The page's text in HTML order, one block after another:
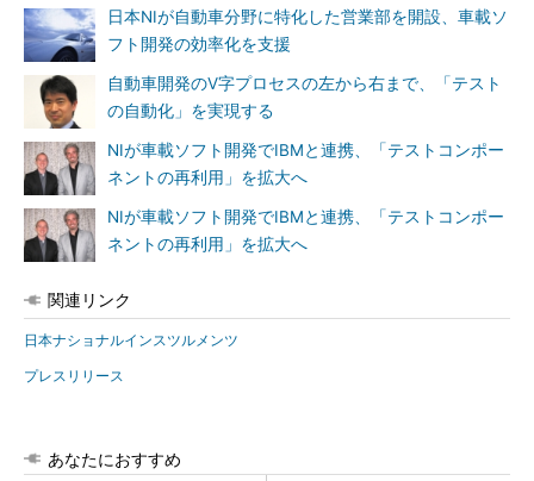
日本NIが自動車分野に特化した営業部を開設、車載ソ
フト開発の効率化を支援
自動車開発のV字プロセスの左から右まで、「テスト
の自動化」を実現する
NIが車載ソフト開発でIBMと連携、「テストコンポー
ネントの再利用」を拡大へ
NIが車載ソフト開発でIBMと連携、「テストコンポー
ネントの再利用」を拡大へ
関連リンク
日本ナショナルインスツルメンツ
プレスリリース
あなたにおすすめ